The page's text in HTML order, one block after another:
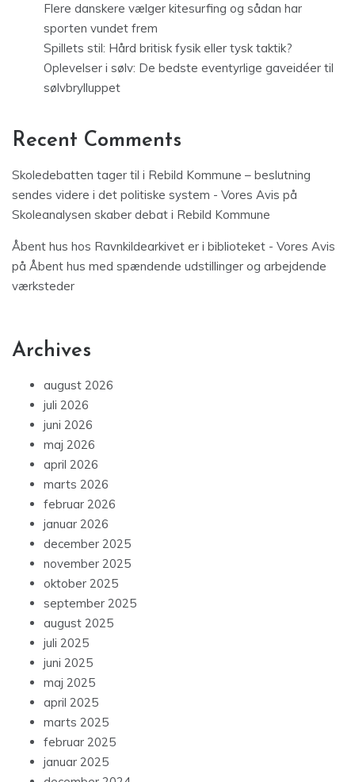
Flere danskere vælger kitesurfing og sådan har
sporten vundet frem
Spillets stil: Hård britisk fysik eller tysk taktik?
Oplevelser i sølv: De bedste eventyrlige gaveidéer til
sølvbrylluppet
Recent Comments
Skoledebatten tager til i Rebild Kommune – beslutning
sendes videre i det politiske system - Vores Avis på
Skoleanalysen skaber debat i Rebild Kommune
Åbent hus hos Ravnkildearkivet er i biblioteket - Vores Avis
på Åbent hus med spændende udstillinger og arbejdende
værksteder
Archives
august 2026
juli 2026
juni 2026
maj 2026
april 2026
marts 2026
februar 2026
januar 2026
december 2025
november 2025
oktober 2025
september 2025
august 2025
juli 2025
juni 2025
maj 2025
april 2025
marts 2025
februar 2025
januar 2025